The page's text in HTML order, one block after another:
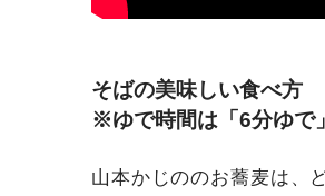
そばの美味しい食べ方
※ゆで時間は「6分ゆで
山本かじののお蕎麦は、